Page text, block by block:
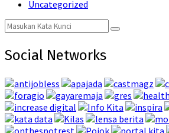
Uncategorized
Search
for:
Search
Social Networks